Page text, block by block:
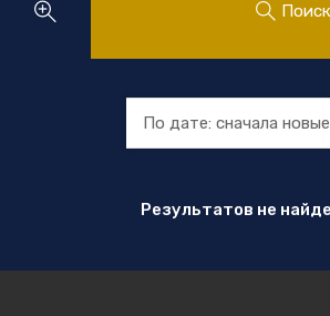
Поиск
По дате: сначала новые
Результатов не